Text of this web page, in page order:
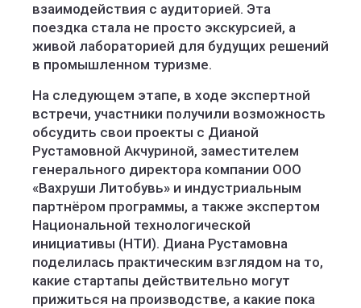
взаимодействия с аудиторией. Эта
поездка стала не просто экскурсией, а
живой лабораторией для будущих решений
в промышленном туризме.
На следующем этапе, в ходе экспертной
встречи, участники получили возможность
обсудить свои проекты с Дианой
Рустамовной Акчуриной, заместителем
генерального директора компании ООО
«Вахруши Литобувь» и индустриальным
партнёром программы, а также экспертом
Национальной технологической
инициативы (НТИ). Диана Рустамовна
поделилась практическим взглядом на то,
какие стартапы действительно могут
прижиться на производстве, а какие пока